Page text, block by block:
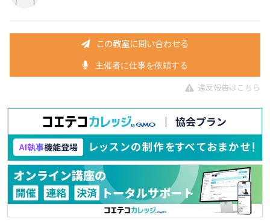
この教室に問い合わせる
主催者に仕事を依頼する
違反報告はこちら